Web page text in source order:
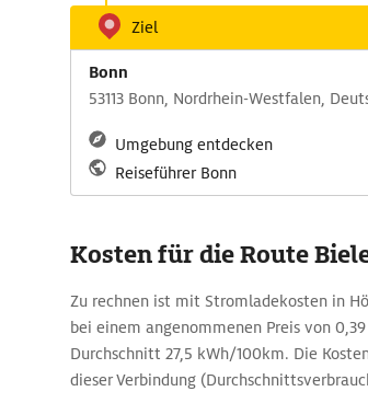
Ziel
Bonn
53113 Bonn, Nordrhein-Westfalen,
Umgebung entdecken
Reiseführer Bonn
Kosten für die Route
Zu rechnen ist mit Stromladekosten in
bei einem angenommenen Preis von
Durchschnitt 27,5 kWh/100km. Die
dieser Verbindung